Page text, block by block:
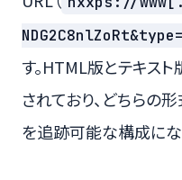
す。HTML版とテキス
されており、どちらの
を追跡可能な構成にな